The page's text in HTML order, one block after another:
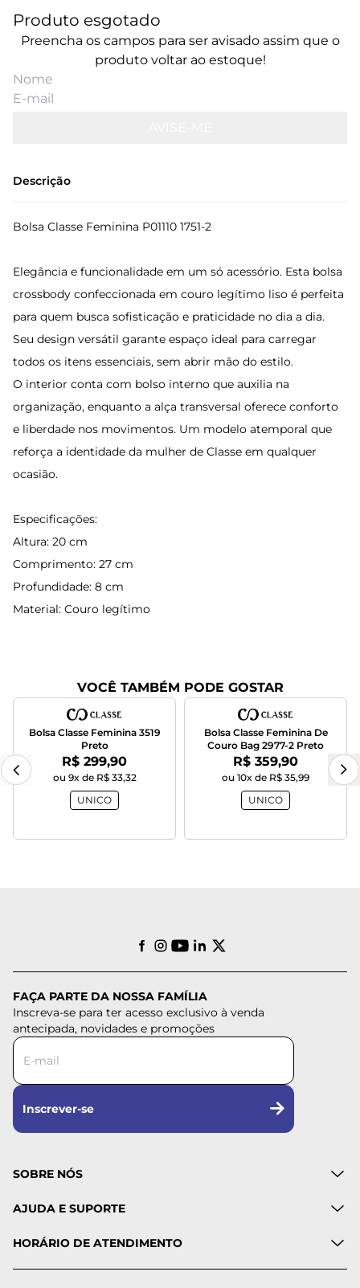
Produto esgotado
Preencha os campos para ser avisado assim que o
produto voltar ao estoque!
Descrição
Bolsa Classe Feminina P01110 1751-2
Elegância e funcionalidade em um só acessório. Esta bolsa
crossbody confeccionada em couro legítimo liso é perfeita
para quem busca sofisticação e praticidade no dia a dia.
Seu design versátil garante espaço ideal para carregar
todos os itens essenciais, sem abrir mão do estilo.
O interior conta com bolso interno que auxilia na
organização, enquanto a alça transversal oferece conforto
e liberdade nos movimentos. Um modelo atemporal que
reforça a identidade da mulher de Classe em qualquer
ocasião.
Especificações:
Altura: 20 cm
Comprimento: 27 cm
Profundidade: 8 cm
Material: Couro legítimo
VOCÊ TAMBÉM PODE GOSTAR
Bolsa Classe Feminina 3519
Preto
Por:
R$ 299,90
ou 9x de R$ 33,32
UNICO
Bolsa Classe Feminina De
Couro Bag 2977-2 Preto
Por:
R$ 359,90
ou 10x de R$ 35,99
UNICO
FAÇA PARTE DA NOSSA FAMÍLIA
Inscreva-se para ter acesso exclusivo à venda
antecipada, novidades e promoções
Inscrever-se
SOBRE NÓS
AJUDA E SUPORTE
HORÁRIO DE ATENDIMENTO